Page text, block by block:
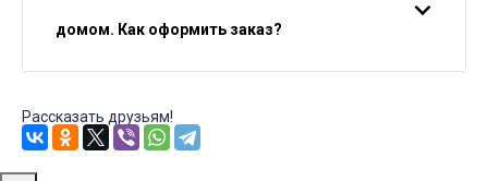
домом. Как оформить заказ?
Рассказать друзьям!